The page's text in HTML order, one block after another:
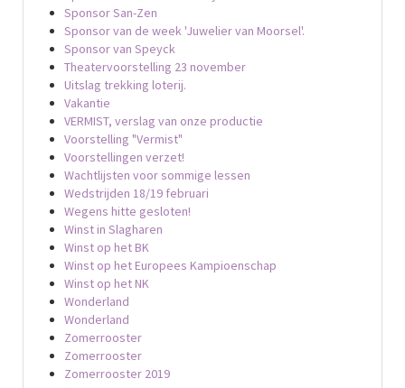
Sponsor San-Zen
Sponsor van de week 'Juwelier van Moorsel'.
Sponsor van Speyck
Theatervoorstelling 23 november
Uitslag trekking loterij.
Vakantie
VERMIST, verslag van onze productie
Voorstelling "Vermist"
Voorstellingen verzet!
Wachtlijsten voor sommige lessen
Wedstrijden 18/19 februari
Wegens hitte gesloten!
Winst in Slagharen
Winst op het BK
Winst op het Europees Kampioenschap
Winst op het NK
Wonderland
Wonderland
Zomerrooster
Zomerrooster
Zomerrooster 2019